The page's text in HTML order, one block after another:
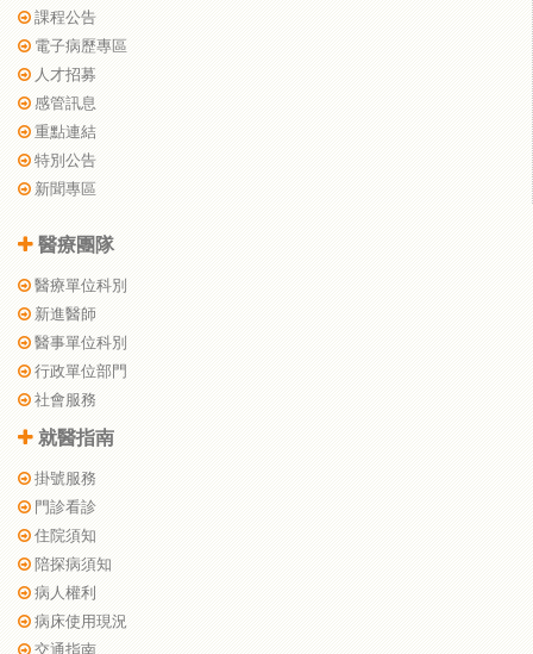
課程公告
電子病歷專區
人才招募
感管訊息
重點連結
特別公告
新聞專區
醫療團隊
醫療單位科別
新進醫師
醫事單位科別
行政單位部門
社會服務
就醫指南
掛號服務
門診看診
住院須知
陪探病須知
病人權利
病床使用現況
交通指南